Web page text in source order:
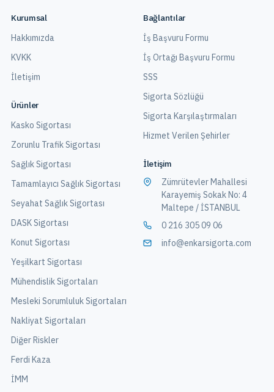
Kurumsal
Hakkımızda
KVKK
İletişim
Ürünler
Kasko Sigortası
Zorunlu Trafik Sigortası
Sağlık Sigortası
Tamamlayıcı Sağlık Sigortası
Seyahat Sağlık Sigortası
DASK Sigortası
Konut Sigortası
Yeşilkart Sigortası
Mühendislik Sigortaları
Mesleki Sorumluluk Sigortaları
Nakliyat Sigortaları
Diğer Riskler
Ferdi Kaza
İMM
Bağlantılar
İş Başvuru Formu
İş Ortağı Başvuru Formu
SSS
Sigorta Sözlüğü
Sigorta Karşılaştırmaları
Hizmet Verilen Şehirler
İletişim
Zümrütevler Mahallesi
Karayemiş Sokak No: 4
Maltepe / İSTANBUL
0 216 305 09 06
info@enkarsigorta.com